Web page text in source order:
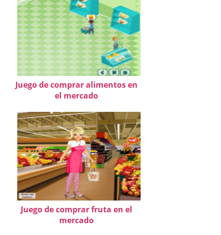
Juego de comprar alimentos en
el mercado
Juego de comprar fruta en el
mercado